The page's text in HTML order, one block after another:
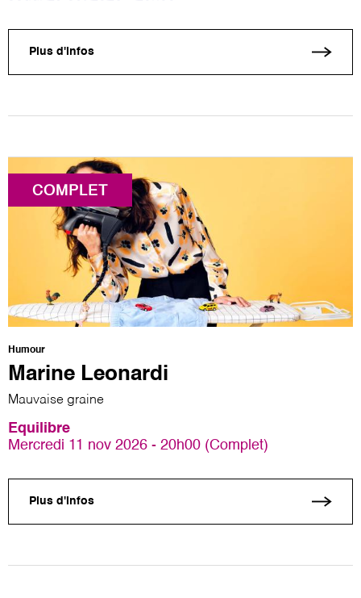
Plus d'infos
COMPLET
Humour
Marine Leonardi
Mauvaise graine
Equilibre
Mercredi 11 nov 2026 - 20h00 (Complet)
Plus d'infos